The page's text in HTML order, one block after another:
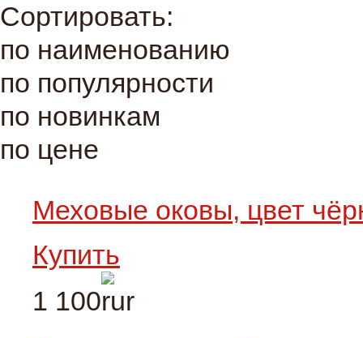
Сортировать:
по наименованию
по популярности
по новинкам
по цене
Меховые оковы, цвет
Купить
1 100